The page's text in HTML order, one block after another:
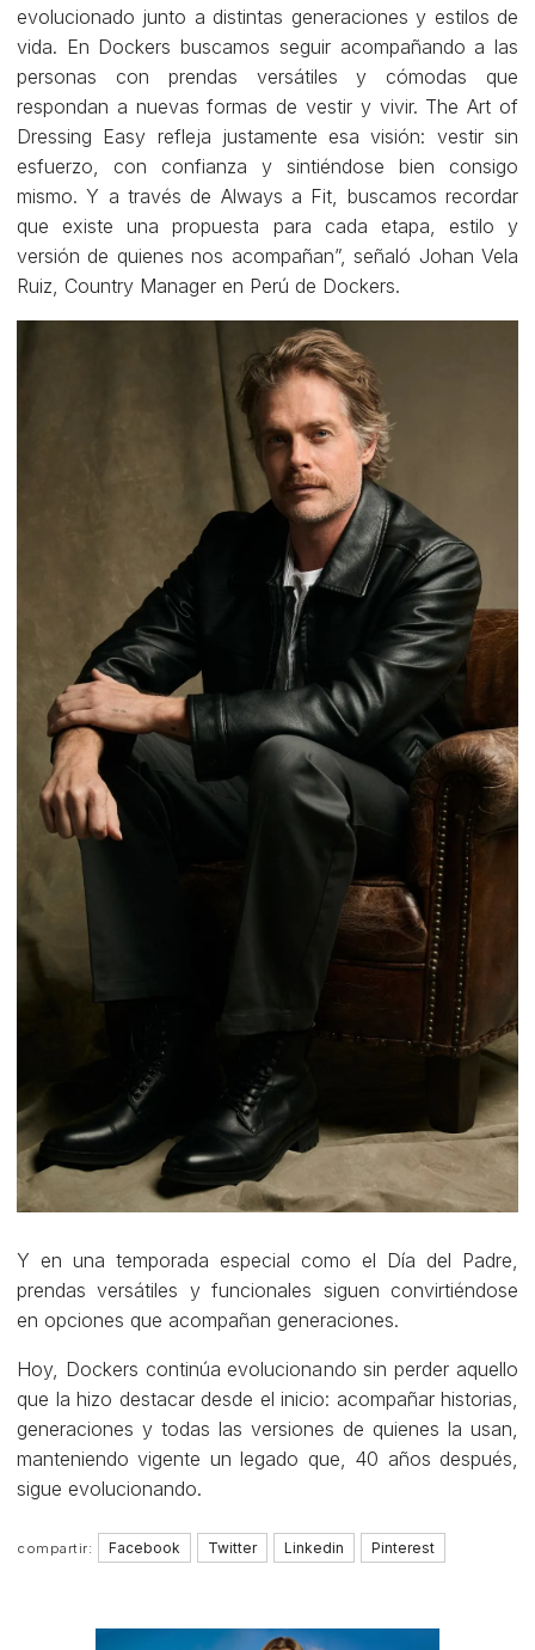
evolucionado junto a distintas generaciones y estilos de
vida. En Dockers buscamos seguir acompañando a las
personas con prendas versátiles y cómodas que
respondan a nuevas formas de vestir y vivir. The Art of
Dressing Easy refleja justamente esa visión: vestir sin
esfuerzo, con confianza y sintiéndose bien consigo
mismo. Y a través de Always a Fit, buscamos recordar
que existe una propuesta para cada etapa, estilo y
versión de quienes nos acompañan”, señaló Johan Vela
Ruiz, Country Manager en Perú de Dockers.
Y en una temporada especial como el Día del Padre,
prendas versátiles y funcionales siguen convirtiéndose
en opciones que acompañan generaciones.
Hoy, Dockers continúa evolucionando sin perder aquello
que la hizo destacar desde el inicio: acompañar historias,
generaciones y todas las versiones de quienes la usan,
manteniendo vigente un legado que, 40 años después,
sigue evolucionando.
compartir: Facebook Twitter Linkedin Pinterest